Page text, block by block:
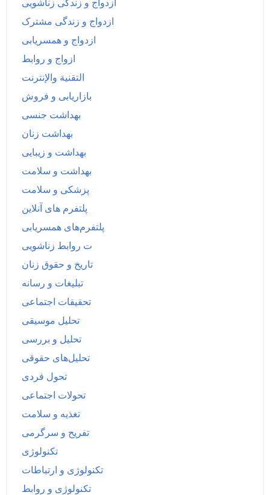
ازدواج و زندگی زناشویی
ازدواج و زندگی مشترک
ازدواج و همسریابی
ازواج و روابط
التقنية والإنترنت
بازاریابی و فروش
بهداشت جنسی
بهداشت زنان
بهداشت و زیبایی
بهداشت و سلامت
پزشکی و سلامت
پلتفرم های آنلاین
پلتفرم‌های همسریابی
ت روابط زناشویی
تاریخ و حقوق زنان
تبلیغات و رسانه
تحقیقات اجتماعی
تحلیل موسیقی
تحلیل و بررسی
تحلیل‌های حقوقی
تحول فردی
تحولات اجتماعی
تغذیه و سلامت
تفریح و سرگرمی
تکنولوژی
تکنولوژی و ارتباطات
تکنولوژی و روابط